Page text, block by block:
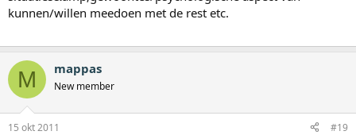
kunnen/willen meedoen met de rest etc.
M mappas
New member
15 okt 2011 #19